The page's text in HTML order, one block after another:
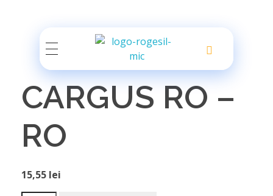
Rogesil
Curierul tău online!
CARGUS RO –
RO
15,55 lei